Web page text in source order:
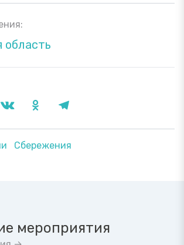
область
Сбережения
мероприятия